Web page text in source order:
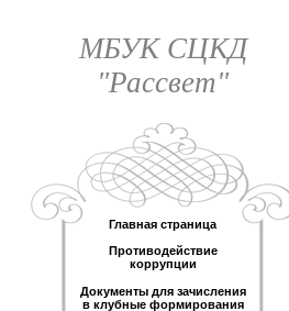
МБУК СЦКД
"Рассвет"
Главная страница
Противодействие
коррупции
Документы для зачисления
в клубные формирования